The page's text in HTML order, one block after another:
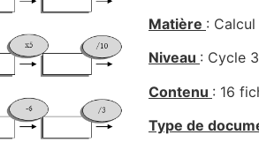
Matière :
Niveau : Cycle
Contenu : 16
Type de